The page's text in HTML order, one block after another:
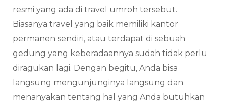
resmi yang ada di travel umroh tersebut.
Biasanya travel yang baik memiliki kantor
permanen sendiri, atau terdapat di sebuah
gedung yang keberadaannya sudah tidak perlu
diragukan lagi. Dengan begitu, Anda bisa
langsung mengunjunginya langsung dan
menanyakan tentang hal yang Anda butuhkan